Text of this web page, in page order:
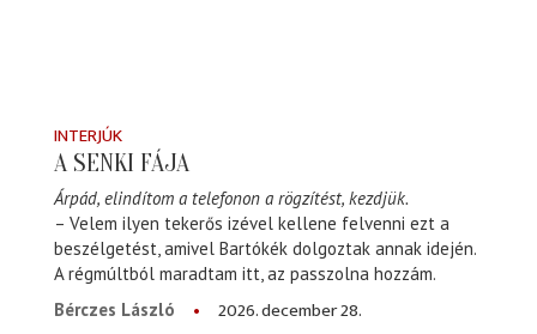
INTERJÚK
A SENKI FÁJA
Árpád, elindítom a telefonon a rögzítést, kezdjük.
– Velem ilyen tekerős izével kellene felvenni ezt a
beszélgetést, amivel Bartókék dolgoztak annak idején.
A régmúltból maradtam itt, az passzolna hozzám.
Bérczes László
2026. december 28.